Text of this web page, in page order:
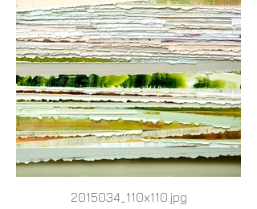
2015034_110x110.jpg